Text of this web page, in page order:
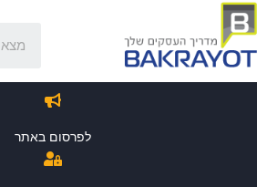
לפרסום באתר